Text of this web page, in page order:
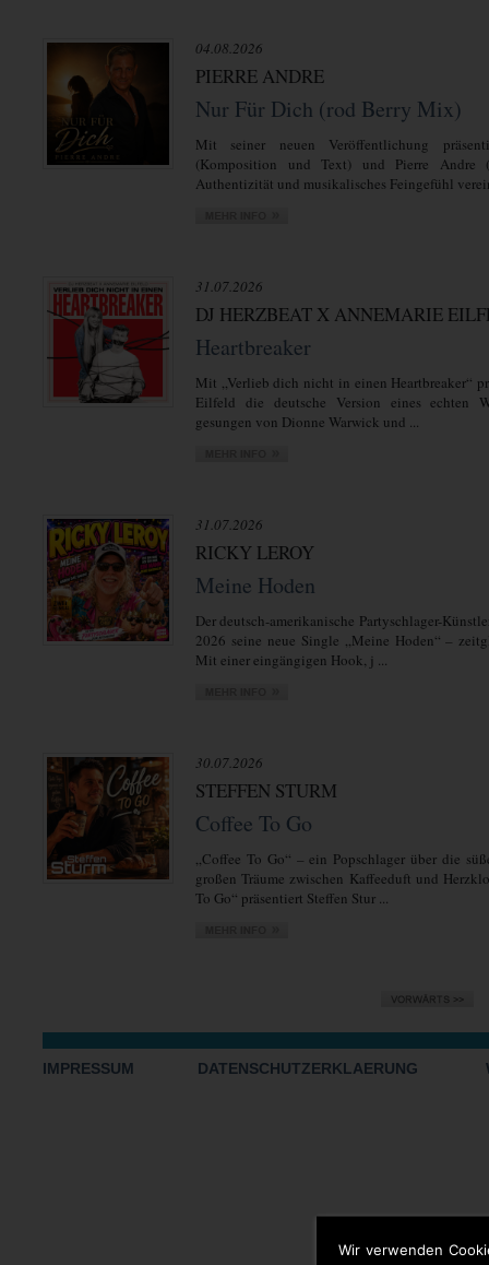
Wir verwenden
04.08.2026
PIERRE ANDRE
Nur Für Dich (rod Berry Mix)
Mit seiner neuen Veröffentlichung
(Komposition und Text) und Pierre Andre
Authentizität und musikalisches Feingefühl
31.07.2026
DJ HERZBEAT X ANNEMARIE
Heartbreaker
Mit „Verlieb dich nicht in einen Heartbreaker“
Eilfeld die deutsche Version eines echten
gesungen von Dionne Warwick und ...
31.07.2026
RICKY LEROY
Meine Hoden
Der deutsch-amerikanische Partyschlager-
2026 seine neue Single „Meine Hoden“ –
Mit einer eingängigen Hook, j ...
30.07.2026
STEFFEN STURM
Coffee To Go
„Coffee To Go“ – ein Popschlager über die
großen Träume zwischen Kaffeeduft und
To Go“ präsentiert Steffen Stur ...
IMPRESSUM DATENSCHUTZERKLAERUNG